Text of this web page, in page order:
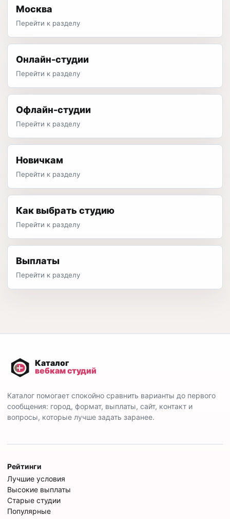
Москва
Перейти к разделу
Онлайн-студии
Перейти к разделу
Офлайн-студии
Перейти к разделу
Новичкам
Перейти к разделу
Как выбрать студию
Перейти к разделу
Выплаты
Перейти к разделу
Каталог помогает спокойно сравнить варианты до первого
сообщения: город, формат, выплаты, сайт, контакт и
вопросы, которые лучше задать заранее.
Рейтинги
Лучшие условия
Высокие выплаты
Старые студии
Популярные